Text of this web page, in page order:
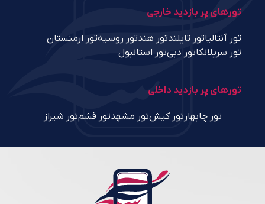
تورهای پر بازدید خارجی
تور آنتالیاتور تایلندتور هندتور روسیهتور ارمنستان
تور سریلانکاتور دبیتور استانبول
تورهای پر بازدید داخلی
تور چابهار تور کیشتور مشهدتور قشمتور شیراز